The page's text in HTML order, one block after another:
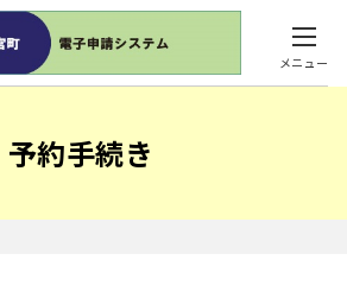
メニュー
予約手続き